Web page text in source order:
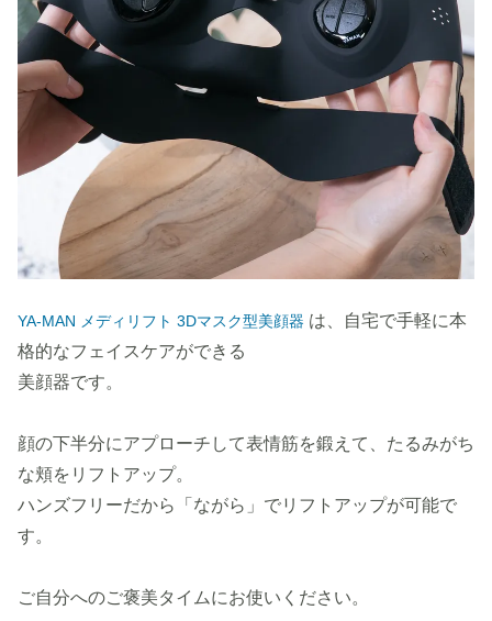
YA-MAN メディリフト 3Dマスク型美顔器 は、自宅で手軽に本
格的なフェイスケアができる
美顔器です。
顔の下半分にアプローチして表情筋を鍛えて、たるみがち
な頬をリフトアップ。
ハンズフリーだから「ながら」でリフトアップが可能で
す。
ご自分へのご褒美タイムにお使いください。